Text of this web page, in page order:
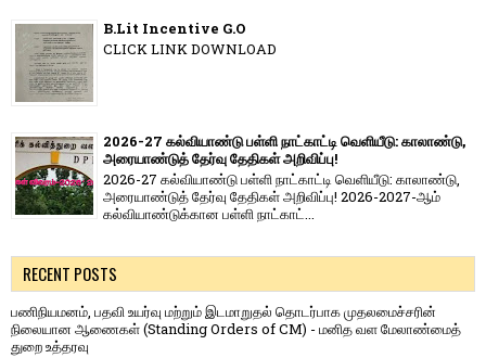
B.Lit Incentive G.O
CLICK LINK DOWNLOAD
2026-27 கல்வியாண்டு பள்ளி நாட்காட்டி வெளியீடு: காலாண்டு,
அரையாண்டுத் தேர்வு தேதிகள் அறிவிப்பு!
2026-27 கல்வியாண்டு பள்ளி நாட்காட்டி வெளியீடு: காலாண்டு,
அரையாண்டுத் தேர்வு தேதிகள் அறிவிப்பு! 2026-2027-ஆம்
கல்வியாண்டுக்கான பள்ளி நாட்காட்...
RECENT POSTS
பணிநியமனம், பதவி உயர்வு மற்றும் இடமாறுதல் தொடர்பாக முதலமைச்சரின்
நிலையான ஆணைகள் (Standing Orders of CM) - மனித வள மேலாண்மைத்
துறை உத்தரவு